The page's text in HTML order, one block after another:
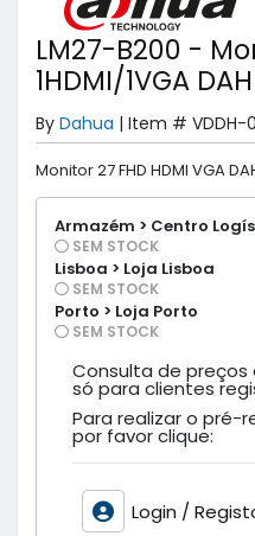
LM27-B200 -
1HDMI/1VGA
By Dahua | Item # VDDH-
Monitor 27 FHD HDMI VGA
Armazém > Centro
SEM STOCK
Lisboa > Loja Lisboa
SEM STOCK
Porto > Loja Porto
SEM STOCK
Consulta de preços
só para clientes
Para realizar o pré-
por favor clique:
Login /